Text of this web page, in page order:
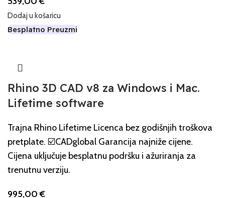
Dodaj u košaricu
Besplatno Preuzmi
Rhino 3D CAD v8 za Windows i Mac.
Lifetime software
Trajna Rhino Lifetime Licenca bez godišnjih troškova
pretplate. ☑️CADglobal Garancija najniže cijene.
Cijena uključuje besplatnu podršku i ažuriranja za
trenutnu verziju.
995,00€